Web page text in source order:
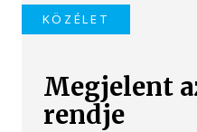
KÖZÉLET
Megjelent
rendje